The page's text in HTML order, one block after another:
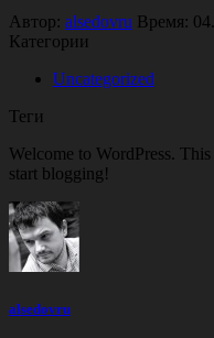
Автор: alsedovru Время:
Категории
Uncategorized
Теги
Welcome to WordPress.
start blogging!
alsedovru